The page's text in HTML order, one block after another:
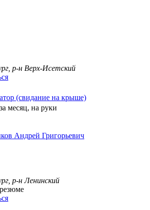
р-н Верх-Исетский
(свидание на крыше)
за месяц, на руки
Андрей Григорьевич
р-н Ленинский